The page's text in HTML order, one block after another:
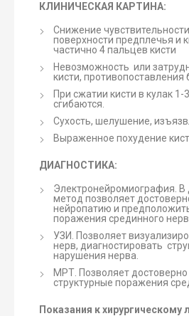
КЛИНИЧЕСКАЯ КАРТИНА:
Снижение
поверхности предплечья и
частично 4 пальцев кисти
Невозможность или
кисти,
При сжатии кисти в кулак
сгибаются.
Сухость, шелушение,
Выраженное похудение
ДИАГНОСТИКА:
Электронейромиография. В
метод позволяет
нейропатию и
поражения срединного
УЗИ. Позволяет
нерв, диагностировать
нарушения нерва.
МРТ. Позволяет
структурные поражения
Показания к хирургическому